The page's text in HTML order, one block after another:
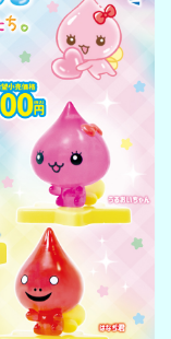
プセル
トイの
Xはこ
ちら
カプセ
ルトイ
メーカ
ーの人
（公
式）のI
nstag
ramは
こちら